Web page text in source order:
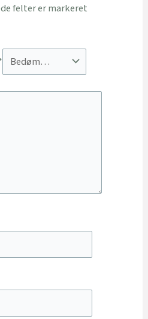
felter er markeret